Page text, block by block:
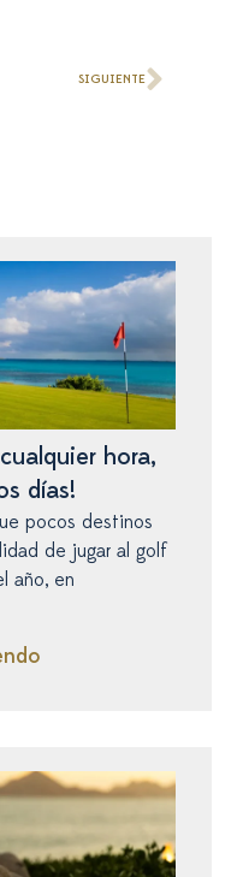
SIGUIENTE
hora,
días!
pocos destinos
de jugar al golf
año, en